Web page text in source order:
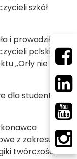
szkół
i prowadziła
polskich
„Orły nie
dla studentów
z zakresu
twórczości.